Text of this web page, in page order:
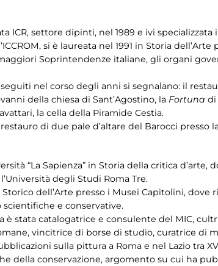
ICR, settore dipinti, nel 1989 e ivi
si è laureata nel 1991 in Storia dell’Arte
maggiori Soprintendenze italiane, gli organi
nel corso degli anni si segnalano: il
della chiesa di Sant’Agostino, la Fortuna di
la cella della Piramide Cestia.
di due pale d’altare del Barocci presso
“La Sapienza” in Storia della critica
degli Studi Roma Tre.
Storico dell’Arte presso i Musei Capitolini,
e conservative.
è stata catalogatrice e consulente del MIC,
vincitrice di borse di studio, curatrice di
sulla pittura a Roma e nel Lazio tra
della conservazione, argomento su cui ha